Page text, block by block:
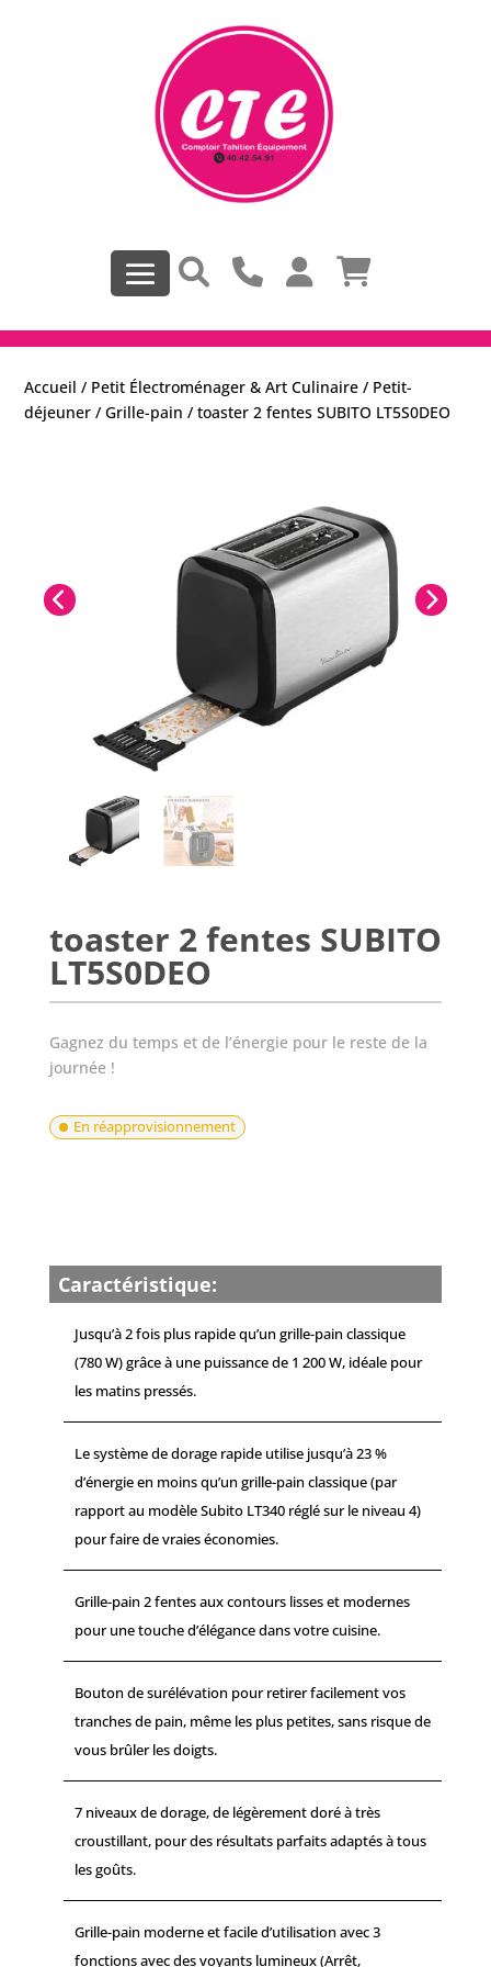
Accueil / Petit Électroménager & Art Culinaire / Petit-
déjeuner /Grille-pain / toaster 2 fentes SUBITO LT5S0DEO
toaster 2 fentes SUBITO
LT5S0DEO
Gagnez du temps et de l’énergie pour le reste de la
journée !
En réapprovisionnement
Caractéristique:
Jusqu’à 2 fois plus rapide qu’un grille-pain classique
(780 W) grâce à une puissance de 1 200 W, idéale pour
les matins pressés.
Le système de dorage rapide utilise jusqu’à 23 %
d’énergie en moins qu’un grille-pain classique (par
rapport au modèle Subito LT340 réglé sur le niveau 4)
pour faire de vraies économies.
Grille-pain 2 fentes aux contours lisses et modernes
pour une touche d’élégance dans votre cuisine.
Bouton de surélévation pour retirer facilement vos
tranches de pain, même les plus petites, sans risque de
vous brûler les doigts.
7 niveaux de dorage, de légèrement doré à très
croustillant, pour des résultats parfaits adaptés à tous
les goûts.
Grille-pain moderne et facile d’utilisation avec 3
fonctions avec des voyants lumineux (Arrêt,